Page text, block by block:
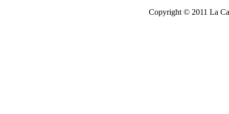
Copyright © 2011 La